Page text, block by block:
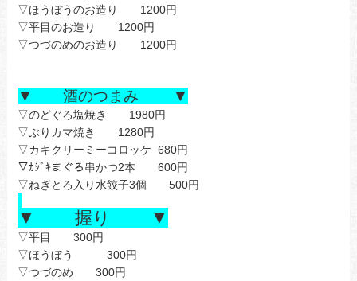
▽ほうぼうのお造り 1200円
▽平目のお造り 1200円
▽つづのめのお造り 1200円
▼ 酒のつまみ ▼
▽のどぐろ塩焼き 1980円
▽ぶりカマ焼き 1280円
▽カキクリーミーコロッケ 680円
▽ｶｼﾞｷまぐろ串かつ2本 600円
▽ねぎとろ入り水餃子3個 500円
▼ 握り ▼
▽平目 300円
▽ほうぼう 300円
▽つづのめ 300円